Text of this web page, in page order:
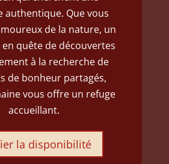
authentique. Que vous
de la nature, un
quête de découvertes
à la recherche de
de bonheur partagés,
vous offre un refuge
accueillant.
la disponibilité